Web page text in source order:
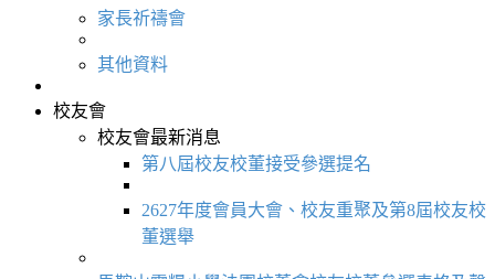
家長祈禱會
其他資料
校友會
校友會最新消息
第八屆校友校董接受參選提名
2627年度會員大會、校友重聚及第8屆校友校
董選舉